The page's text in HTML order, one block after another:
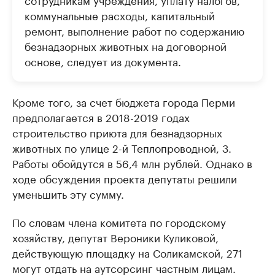
коммунальные расходы, капитальный
ремонт, выполнение работ по содержанию
безнадзорных животных на договорной
основе, следует из документа.
Кроме того, за счет бюджета города Перми
предполагается в 2018-2019 годах
строительство приюта для безнадзорных
животных по улице 2-й Теплопроводной, 3.
Работы обойдутся в 56,4 млн рублей. Однако в
ходе обсуждения проекта депутаты решили
уменьшить эту сумму.
По словам члена комитета по городскому
хозяйству, депутат Вероники Куликовой,
действующую площадку на Соликамской, 271
могут отдать на аутсорсинг частным лицам.